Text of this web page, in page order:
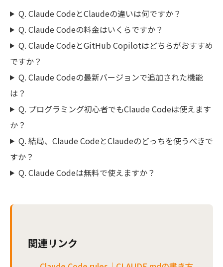
Q. Claude CodeとClaudeの違いは何ですか？
Q. Claude Codeの料金はいくらですか？
Q. Claude CodeとGitHub Copilotはどちらがおすすめ
ですか？
Q. Claude Codeの最新バージョンで追加された機能
は？
Q. プログラミング初心者でもClaude Codeは使えます
か？
Q. 結局、Claude CodeとClaudeのどっちを使うべきで
すか？
Q. Claude Codeは無料で使えますか？
関連リンク